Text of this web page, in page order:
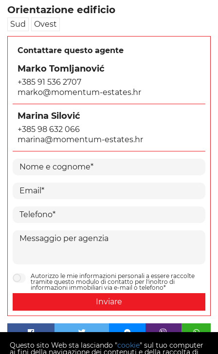
Orientazione edificio
Sud Ovest
Contattare questo agente
Marko Tomljanović
+385 91 536 2707
marko@momentum-estates.hr
Marina Silović
+385 98 632 066
marina@momentum-estates.hr
Autorizzo le mie informazioni personali a essere raccolte
tramite questo modulo di contatto per l'inoltro di
informazioni immobiliari via e-mail o telefono*
Inviare
Questo sito Web sta lasciando "cookie" sul tuo computer
ai fini della navigazione dei contenuti e della raccolta di